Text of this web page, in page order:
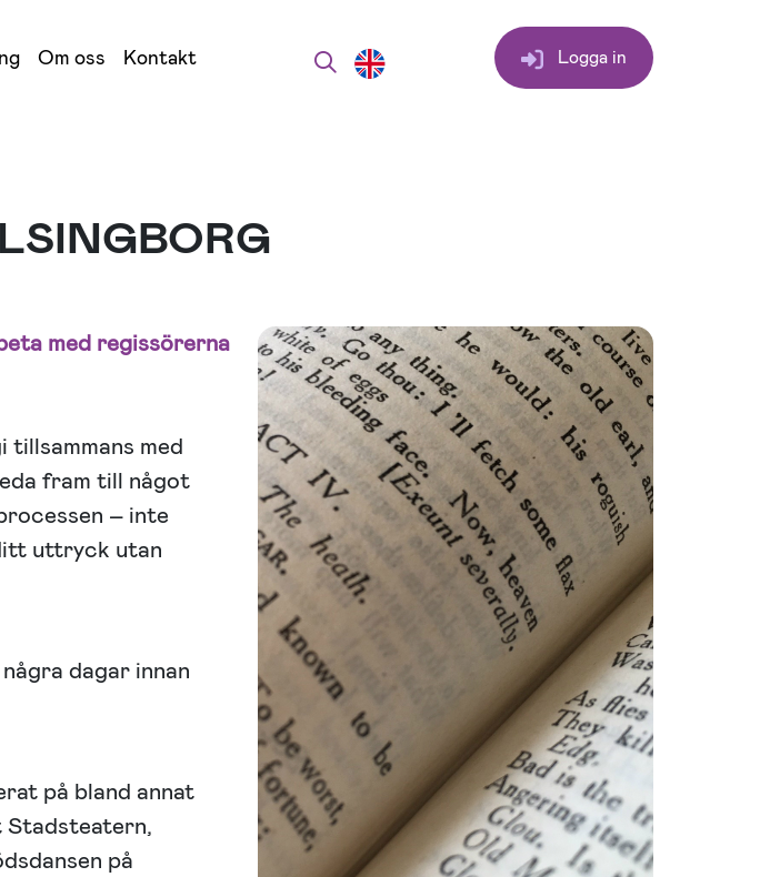
Om oss Kontakt Logga in
med regissörerna
med
fram till något
– inte
uttryck utan
dagar innan
på bland annat
på